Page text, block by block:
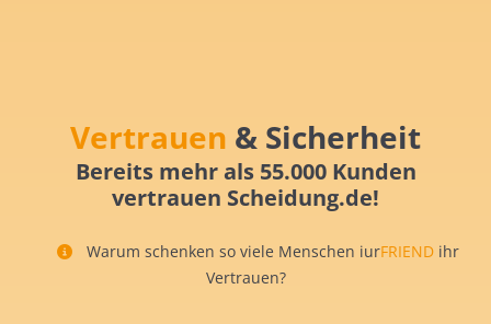
Vertrauen & Sicherheit
Bereits mehr als 55.000 Kunden
vertrauen Scheidung.de!
Warum schenken so viele Menschen iurFRIEND ihr
Vertrauen?